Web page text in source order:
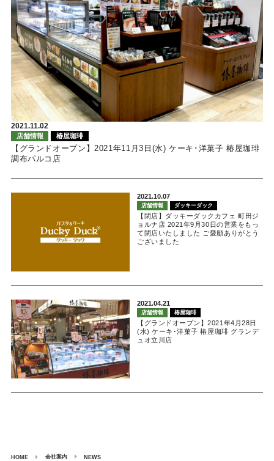
2021.11.02
店舗情報 椿屋珈琲
【グランドオープン】2021年11月3日(水) ケーキ･洋菓子 椿屋珈琲
調布パルコ店
2021.10.07
店舗情報 ダッキーダック
【閉店】ダッキーダックカフェ 町田ジ
ョルナ店 2021年9月30日の営業をもっ
て閉店いたしました ご愛顧ありがとう
ございました
2021.04.21
店舗情報 椿屋珈琲
【グランドオープン】2021年4月28日
(水) ケーキ･洋菓子 椿屋珈琲 グランデ
ュオ立川店
HOME 会社案内 NEWS